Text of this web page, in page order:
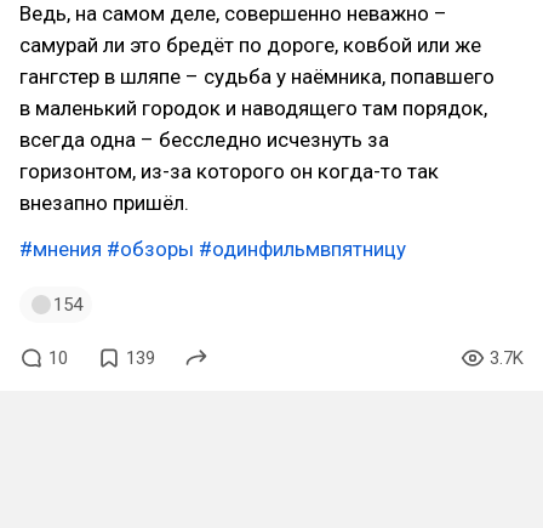
Ведь, на самом деле, совершенно неважно –
самурай ли это бредёт по дороге, ковбой или же
гангстер в шляпе – судьба у наёмника, попавшего
в маленький городок и наводящего там порядок,
всегда одна – бесследно исчезнуть за
горизонтом, из-за которого он когда-то так
внезапно пришёл.
#мнения #обзоры #одинфильмвпятницу
154
10 139 3.7K